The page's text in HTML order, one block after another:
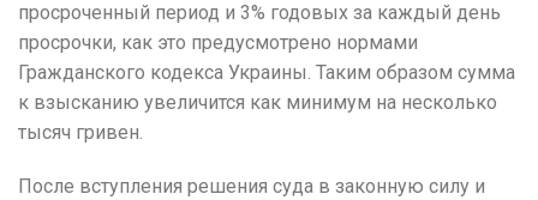
просроченный период и 3% годовых за каждый день
просрочки, как это предусмотрено нормами
Гражданского кодекса Украины. Таким образом сумма
к взысканию увеличится как минимум на несколько
тысяч гривен.
После вступления решения суда в законную силу и